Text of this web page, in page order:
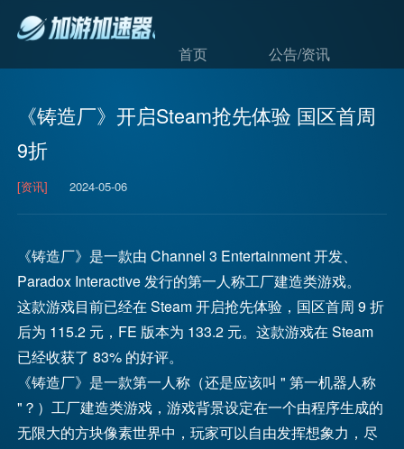
首页 公告/资讯
《铸造厂》开启Steam抢先体验 国区首周
9折
[资讯] 2024-05-06
《铸造厂》是一款由 Channel 3 Entertainment 开发、
Paradox Interactive 发行的第一人称工厂建造类游戏。
这款游戏目前已经在 Steam 开启抢先体验，国区首周 9 折
后为 115.2 元，FE 版本为 133.2 元。这款游戏在 Steam
已经收获了 83% 的好评。
《铸造厂》是一款第一人称（还是应该叫 " 第一机器人称
"？）工厂建造类游戏，游戏背景设定在一个由程序生成的
无限大的方块像素世界中，玩家可以自由发挥想象力，尽